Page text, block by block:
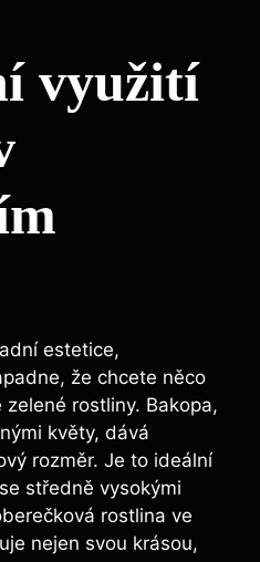
využití
estetice,
že chcete něco
rostliny. Bakopa,
květy, dává
rozměr. Je to ideální
středně vysokými
rostlina ve
nejen svou krásou,